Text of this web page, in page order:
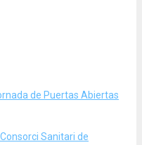
de Puertas Abiertas
Sanitari de